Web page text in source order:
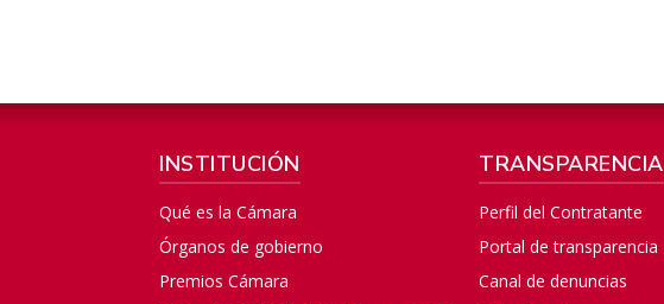
INSTITUCIÓN
Qué es la Cámara
Órganos de gobierno
Premios Cámara
TRANSPARENCIA
Perfil del Contratante
Portal de transparencia
Canal de denuncias